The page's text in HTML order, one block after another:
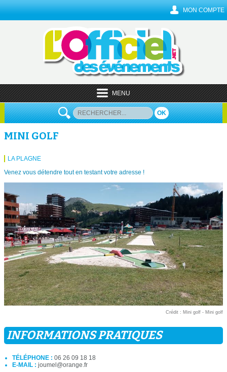
MON COMPTE
MENU
OK
MINI GOLF
LA PLAGNE
Venez vous détendre tout en testant votre adresse !
Crédit : Mini golf - Mini golf
INFORMATIONS PRATIQUES
TÉLÉPHONE : 06 26 09 18 18
E-MAIL : joumel@orange.fr